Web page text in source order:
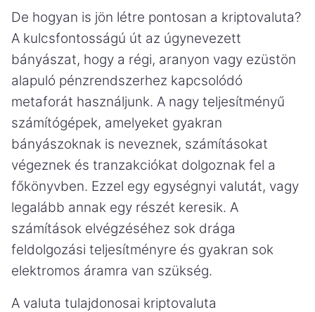
De hogyan is jön létre pontosan a kriptovaluta?
A kulcsfontosságú út az úgynevezett
bányászat, hogy a régi, aranyon vagy ezüstön
alapuló pénzrendszerhez kapcsolódó
metaforát használjunk. A nagy teljesítményű
számítógépek, amelyeket gyakran
bányászoknak is neveznek, számításokat
végeznek és tranzakciókat dolgoznak fel a
főkönyvben. Ezzel egy egységnyi valutát, vagy
legalább annak egy részét keresik. A
számítások elvégzéséhez sok drága
feldolgozási teljesítményre és gyakran sok
elektromos áramra van szükség.
A valuta tulajdonosai kriptovaluta